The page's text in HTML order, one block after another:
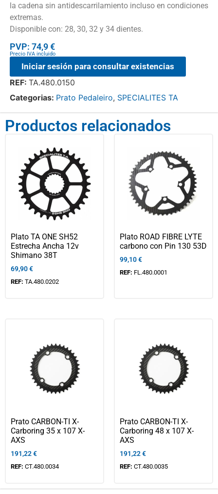
la cadena sin antidescarrilamiento incluso en condiciones
extremas.
Disponible con: 28, 30, 32 y 34 dientes.
PVP: 74,9 €
Precio IVA incluido
Iniciar sesión para consultar existencias
REF: TA.480.0150
Categorias: Prato Pedaleiro, SPECIALITES TA
Productos relacionados
Plato TA ONE SH52
Estrecha Ancha 12v
Shimano 38T
69,90€
REF: TA.480.0202
Plato ROAD FIBRE LYTE
carbono con Pin 130 53D
99,10€
REF: FL.480.0001
Prato CARBON-TI X-
Carboring 35 x 107 X-
AXS
191,22€
REF: CT.480.0034
Prato CARBON-TI X-
Carboring 48 x 107 X-
AXS
191,22€
REF: CT.480.0035